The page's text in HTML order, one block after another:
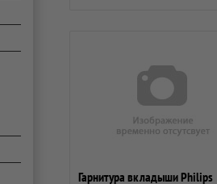
Гарнитура вкладыши Philips